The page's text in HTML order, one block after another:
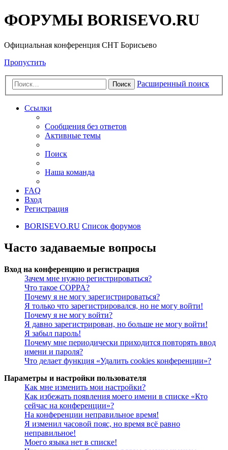
ФОРУМЫ BORISEVO.RU
Официальная конференция СНТ Борисьево
Пропустить
Поиск Расширенный поиск
Ссылки
Сообщения без ответов
Активные темы
Поиск
Наша команда
FAQ
Вход
Регистрация
BORISEVO.RU Список форумов
Часто задаваемые вопросы
Вход на конференцию и регистрация
Зачем мне нужно регистрироваться?
Что такое COPPA?
Почему я не могу зарегистрироваться?
Я только что зарегистрировался, но не могу войти!
Почему я не могу войти?
Я давно зарегистрирован, но больше не могу войти!
Я забыл пароль!
Почему мне периодически приходится повторять ввод
имени и пароля?
Что делает функция «Удалить cookies конференции»?
Параметры и настройки пользователя
Как мне изменить мои настройки?
Как избежать появления моего имени в списке «Кто
сейчас на конференции»?
На конференции неправильное время!
Я изменил часовой пояс, но время всё равно
неправильное!
Моего языка нет в списке!